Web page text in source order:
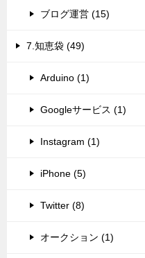
ブログ運営 (15)
7.知恵袋 (49)
Arduino (1)
Googleサービス (1)
Instagram (1)
iPhone (5)
Twitter (8)
オークション (1)